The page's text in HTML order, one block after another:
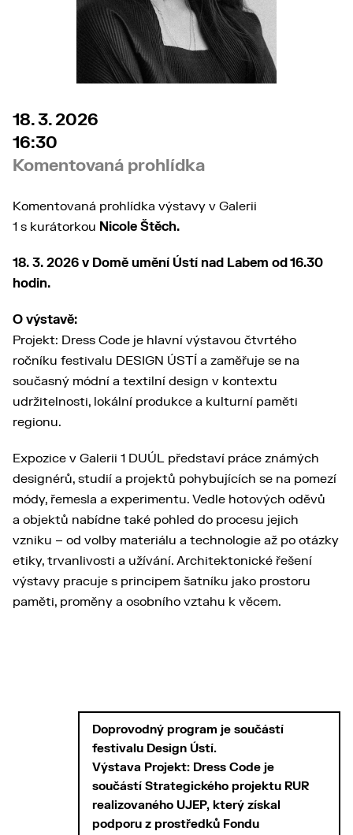
18. 3. 2026
16:30
Komentovaná prohlídka
Komentovaná prohlídka výstavy v Galerii
1 s kurátorkou Nicole Štěch.
18. 3. 2026 v Domě umění Ústí nad Labem od 16.30
hodin.
O výstavě:
Projekt: Dress Code je hlavní výstavou čtvrtého
ročníku festivalu DESIGN ÚSTÍ a zaměřuje se na
současný módní a textilní design v kontextu
udržitelnosti, lokální produkce a kulturní paměti
regionu.
Expozice v Galerii 1 DUÚL představí práce známých
designérů, studií a projektů pohybujících se na pomezí
módy, řemesla a experimentu. Vedle hotových oděvů
a objektů nabídne také pohled do procesu jejich
vzniku – od volby materiálu a technologie až po otázky
etiky, trvanlivosti a užívání. Architektonické řešení
výstavy pracuje s principem šatníku jako prostoru
paměti, proměny a osobního vztahu k věcem.
Doprovodný program je součástí
festivalu Design Ústí.
Výstava Projekt: Dress Code je
součástí Strategického projektu RUR
realizovaného UJEP, který získal
podporu z prostředků Fondu